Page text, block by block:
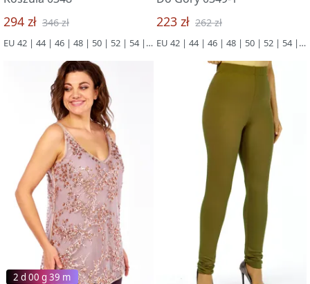
294 zł 346 zł
EU 42 | 44 | 46 | 48 | 50 | 52 | 54 | 56 | 58 | 60 | 62 | 64 | 66
223 zł 262 zł
EU 42 | 44 | 46 | 48 | 50 | 52 | 54 | 56 | 58 | 60 | 62 | 64 | 66
2 d 00 g 39 m